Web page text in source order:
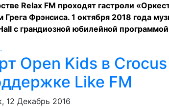
Relax FM проходят гастроли
Грега Фрэнсиса. 1 октября 2018 года
с грандиозной юбилейной программой
Open Kids в
Like FM
12 Декабрь 2016